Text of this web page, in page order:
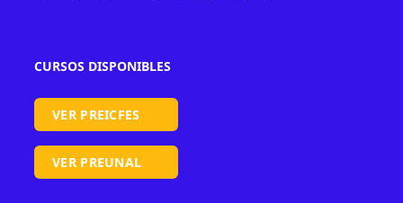
CURSOS DISPONIBLES
VER PREICFES
VER PREUNAL